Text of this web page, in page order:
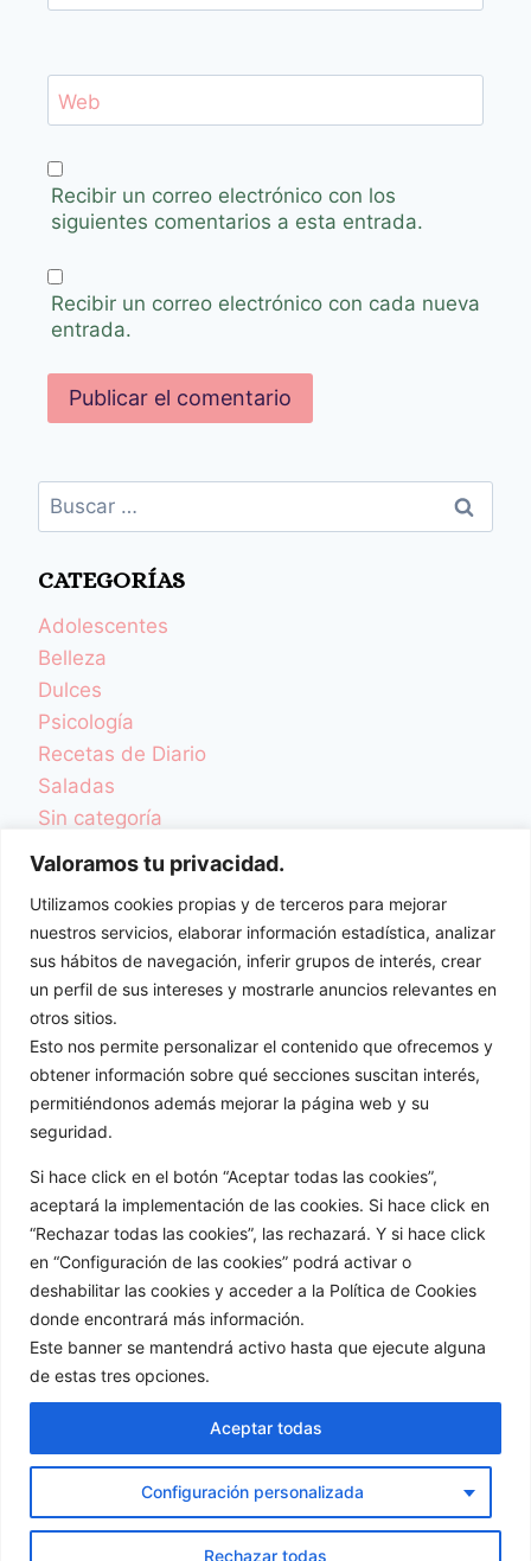
Valoramos tu privacidad.
Utilizamos cookies propias y de terceros para mejorar
nuestros servicios, elaborar información estadística, analizar
sus hábitos de navegación, inferir grupos de interés, crear
un perfil de sus intereses y mostrarle anuncios relevantes en
otros sitios.
Esto nos permite personalizar el contenido que ofrecemos y
obtener información sobre qué secciones suscitan interés,
permitiéndonos además mejorar la página web y su
seguridad.
Si hace click en el botón “Aceptar todas las cookies”,
aceptará la implementación de las cookies. Si hace click en
“Rechazar todas las cookies”, las rechazará. Y si hace click
en “Configuración de las cookies” podrá activar o
deshabilitar las cookies y acceder a la Política de Cookies
donde encontrará más información.
Este banner se mantendrá activo hasta que ejecute alguna
de estas tres opciones.
Configuración personalizada
Rechazar todas
Aceptar todas
Web
Recibir un correo electrónico con los
siguientes comentarios a esta entrada.
Recibir un correo electrónico con cada nueva
entrada.
CATEGORÍAS
Adolescentes
Belleza
Dulces
Psicología
Recetas de Diario
Saladas
Sin categoría
TCA y Desordenes Alimentarios
Una Vida Más Sana
Videoblog
Videorecetas
Videos Colaboraciones
ENTRADAS
Redes sociales: